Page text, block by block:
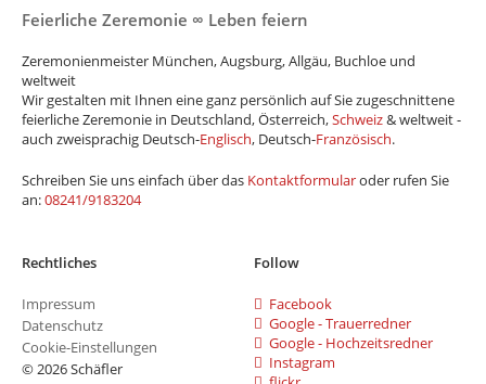
Rechtliches
Impressum
Datenschutz
Cookie-Einstellungen
© 2026 Schäfler
Feierliche Zeremonie ∞ Leben feiern
Zeremonienmeister München, Augsburg, Allgäu, Buchloe und
weltweit
Wir gestalten mit Ihnen eine ganz persönlich auf Sie zugeschnittene
feierliche Zeremonie in Deutschland, Österreich,Schweiz& weltweit -
auch zweisprachig Deutsch-Englisch, Deutsch-Französisch.
Schreiben Sie uns einfach über das Kontaktformularoder rufen Sie
an:08241/9183204
Follow
Facebook
Google - Trauerredner
Google - Hochzeitsredner
Instagram